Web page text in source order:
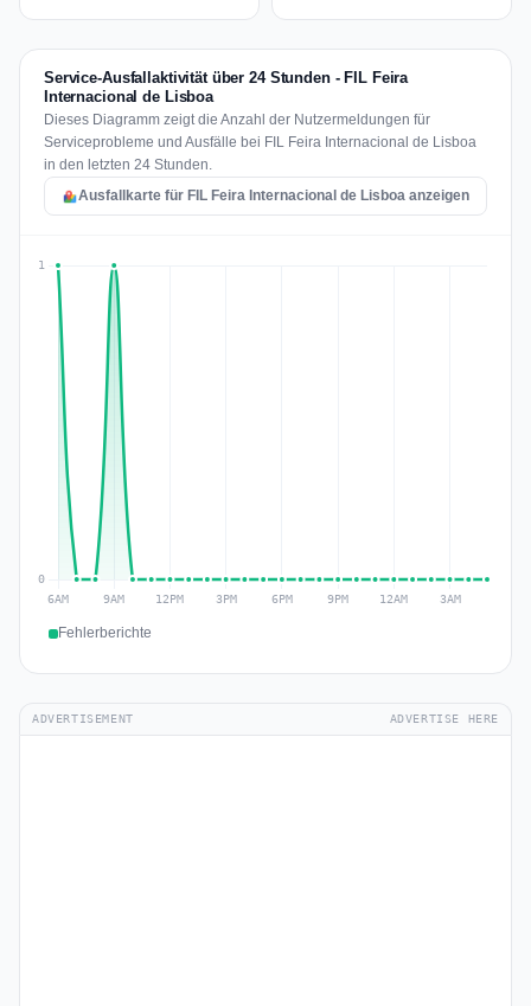
Service-Ausfallaktivität über 24 Stunden - FIL Feira
Internacional de Lisboa
Dieses Diagramm zeigt die Anzahl der Nutzermeldungen für
Serviceprobleme und Ausfälle bei FIL Feira Internacional de Lisboa
in den letzten 24 Stunden.
Ausfallkarte für FIL Feira Internacional de Lisboa anzeigen
Fehlerberichte
ADVERTISEMENT ADVERTISE HERE